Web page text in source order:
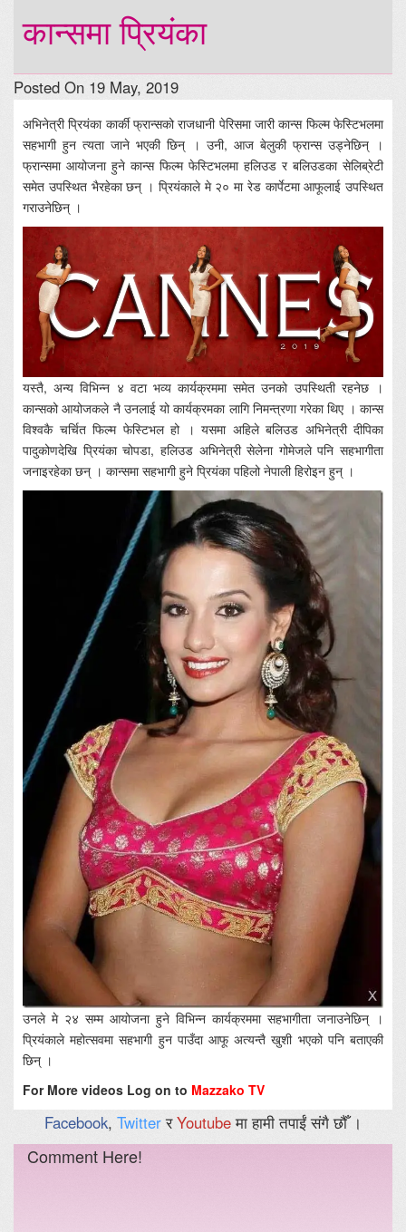
कान्समा प्रियंका
Posted On 19 May, 2019
अभिनेत्री प्रियंका कार्की फ्रान्सको राजधानी पेरिसमा जारी कान्स फिल्म फेस्टिभलमा
सहभागी हुन त्यता जाने भएकी छिन् । उनी, आज बेलुकी फ्रान्स उड्नेछिन् ।
फ्रान्समा आयोजना हुने कान्स फिल्म फेस्टिभलमा हलिउड र बलिउडका सेलिब्रेटी
समेत उपस्थित भैरहेका छन् । प्रियंकाले मे २० मा रेड कार्पेटमा आफूलाई उपस्थित
गराउनेछिन् ।
यस्तै, अन्य विभिन्न ४ वटा भव्य कार्यक्रममा समेत उनको उपस्थिती रहनेछ ।
कान्सको आयोजकले नै उनलाई यो कार्यक्रमका लागि निमन्त्रणा गरेका थिए । कान्स
विश्वकै चर्चित फिल्म फेस्टिभल हो । यसमा अहिले बलिउड अभिनेत्री दीपिका
पादुकोणदेखि प्रियंका चोपडा, हलिउड अभिनेत्री सेलेना गोमेजले पनि सहभागीता
जनाइरहेका छन् । कान्समा सहभागी हुने प्रियंका पहिलो नेपाली हिरोइन हुन् ।
उनले मे २४ सम्म आयोजना हुने विभिन्न कार्यक्रममा सहभागीता जनाउनेछिन् ।
प्रियंकाले महोत्सवमा सहभागी हुन पाउँदा आफू अत्यन्तै खुशी भएको पनि बताएकी
छिन् ।
For More videos Log on to Mazzako TV
Facebook, TwitterरYoutubeमा हामी तपाईं संगै छौँ ।
Comment Here!